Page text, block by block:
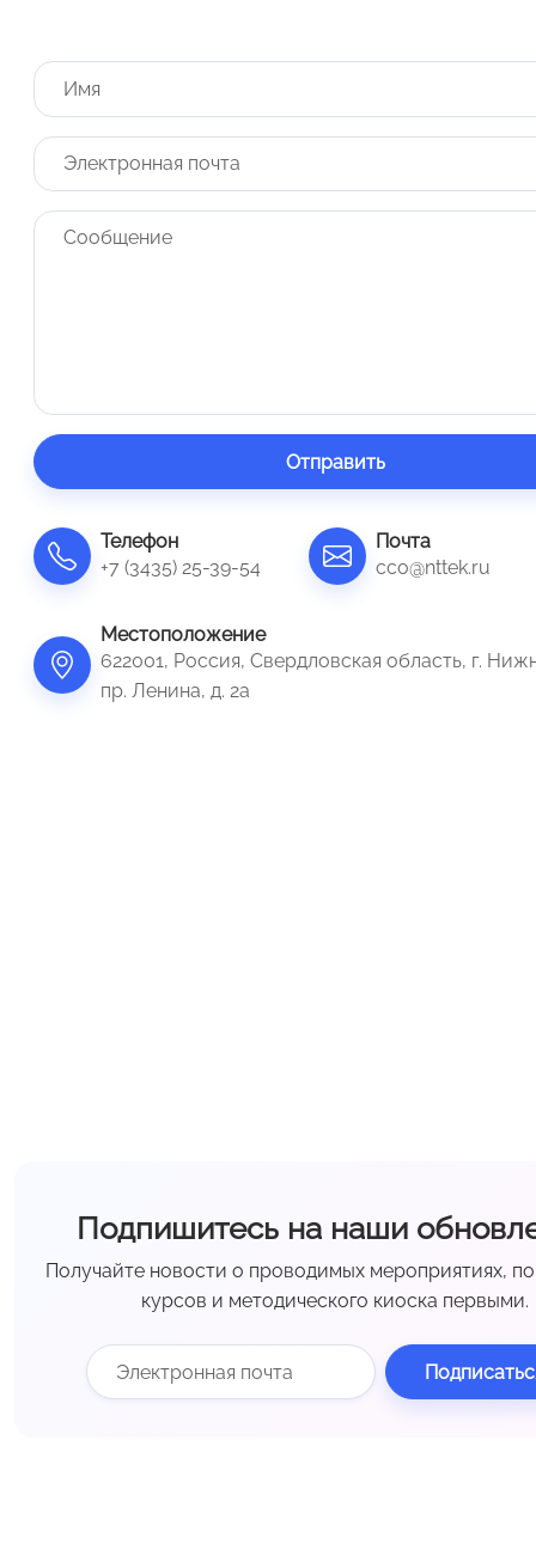
Отправить
Телефон
+7 (3435) 25-39-54
Почта
cco@nttek.ru
Местоположение
622001, Россия, Свердловская область, г.
пр. Ленина, д. 2а
Подпишитесь на наши
Получайте новости о проводимых мероприятиях,
курсов и методического киоска первыми.